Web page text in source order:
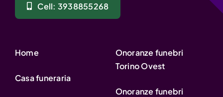
Cell: 3938855268
Home
Casa funeraria
Onoranze funebri
Torino Ovest
Onoranze funebri